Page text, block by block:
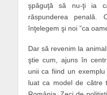
şpăguţă să nu-ţi ia
răspunderea penală.
înţelegem şi noi ”ca
Dar să revenim la
ştie cum, ajuns în
unii ca fiind un
luat ca model de către